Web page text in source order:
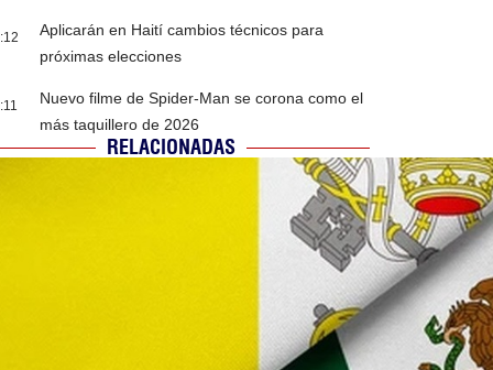
Aplicarán en Haití cambios técnicos para
próximas elecciones
Nuevo filme de Spider-Man se corona como el
más taquillero de 2026
RELACIONADAS